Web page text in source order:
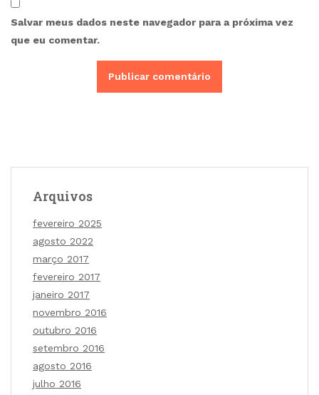
Salvar meus dados neste navegador para a próxima vez
que eu comentar.
Arquivos
fevereiro 2025
agosto 2022
março 2017
fevereiro 2017
janeiro 2017
novembro 2016
outubro 2016
setembro 2016
agosto 2016
julho 2016